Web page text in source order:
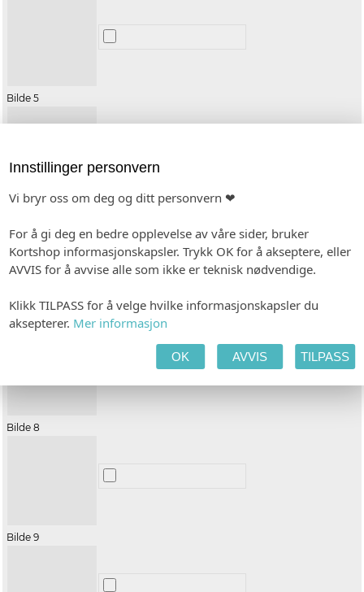
Bilde 5
Bilde 6
Bilde 7
Bilde 8
Bilde 9
Innstillinger personvern
Vi bryr oss om deg og ditt personvern ❤
For å gi deg en bedre opplevelse av våre sider, bruker
Kortshop informasjonskapsler. Trykk OK for å akseptere, eller
AVVIS for å avvise alle som ikke er teknisk nødvendige.
Klikk TILPASS for å velge hvilke informasjonskapsler du
aksepterer. Mer informasjon
OK AVVIS TILPASS